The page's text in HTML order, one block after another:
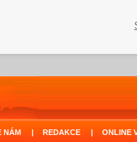
NÁM | REDAKCE | ONLINE